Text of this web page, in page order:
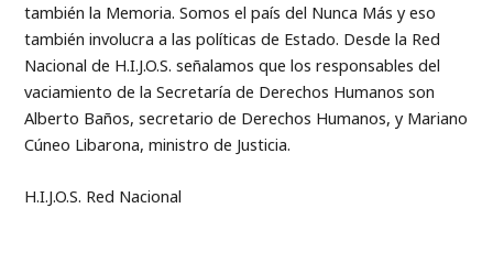
también la Memoria. Somos el país del Nunca Más y eso
también involucra a las políticas de Estado. Desde la Red
Nacional de H.I.J.O.S. señalamos que los responsables del
vaciamiento de la Secretaría de Derechos Humanos son
Alberto Baños, secretario de Derechos Humanos, y Mariano
Cúneo Libarona, ministro de Justicia.
H.I.J.O.S. Red Nacional